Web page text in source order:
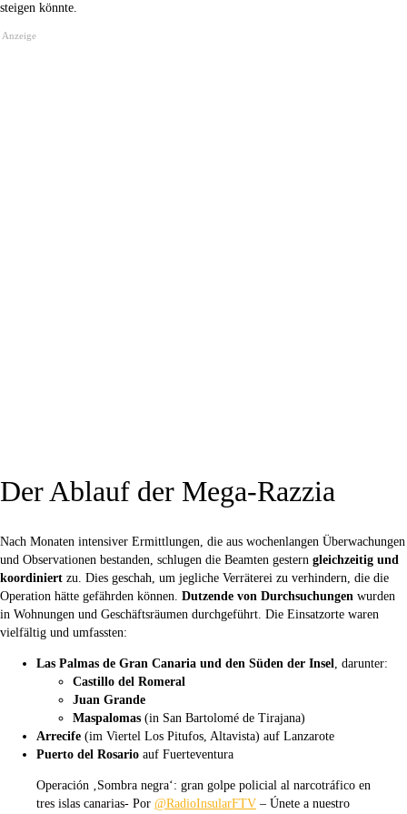
steigen könnte.
Anzeige
Der Ablauf der Mega-Razzia
Nach Monaten intensiver Ermittlungen, die aus wochenlangen Überwachungen
und Observationen bestanden, schlugen die Beamten gestern gleichzeitig und
koordiniert zu. Dies geschah, um jegliche Verräterei zu verhindern, die die
Operation hätte gefährden können. Dutzende von Durchsuchungen wurden
in Wohnungen und Geschäftsräumen durchgeführt. Die Einsatzorte waren
vielfältig und umfassten:
Las Palmas de Gran Canaria und den Süden der Insel, darunter:
Castillo del Romeral
Juan Grande
Maspalomas (in San Bartolomé de Tirajana)
Arrecife (im Viertel Los Pitufos, Altavista) auf Lanzarote
Puerto del Rosario auf Fuerteventura
Operación ‚Sombra negra‘: gran golpe policial al narcotráfico en
tres islas canarias- Por @RadioInsularFTV – Únete a nuestro